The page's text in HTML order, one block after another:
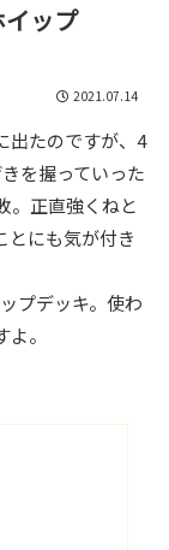
ップ
2021.07.14
出たのですが、4
を握っていった
。正直強くねと
とにも気が付き
プデッキ。使わ
。